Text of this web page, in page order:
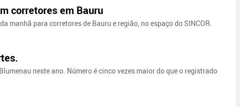
corretores em Bauru
manhã para corretores de Bauru e região, no espaço do SINCOR.
neste ano. Número é cinco vezes maior do que o registrado